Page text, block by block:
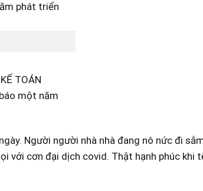
Người người nhà nhà đang nô nức đi
với cơn đại dịch covid. Thật hạnh phúc khi